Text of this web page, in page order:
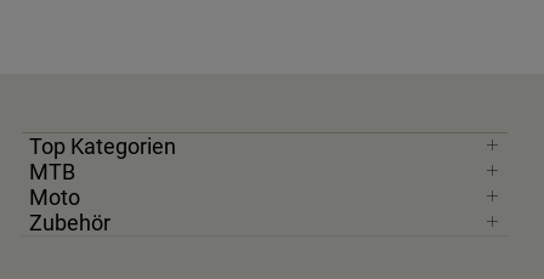
Top Kategorien
MTB
Moto
Zubehör